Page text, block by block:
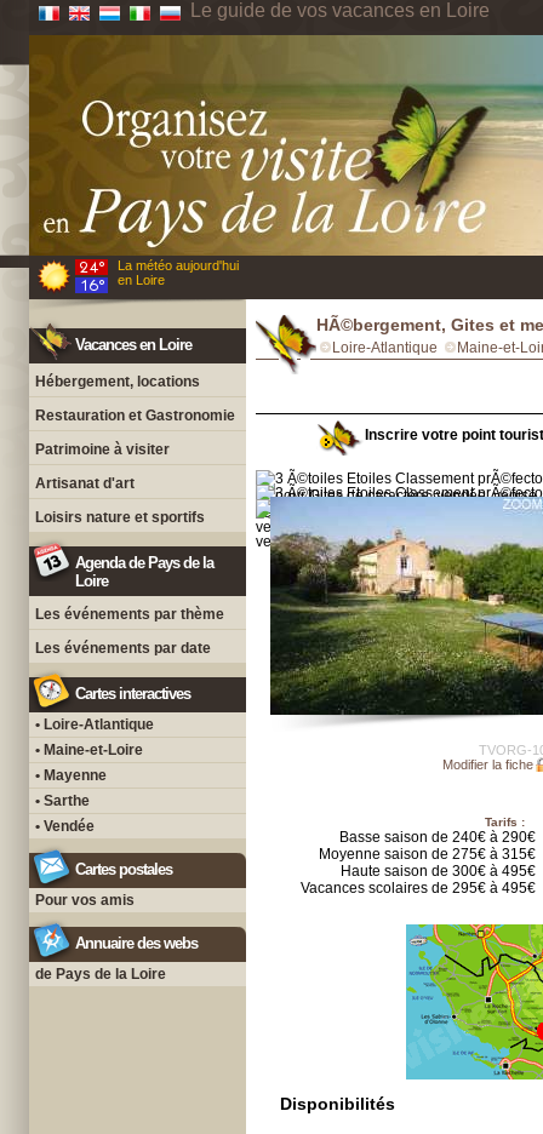
Le guide de vos vacances en Loire
La météo aujourd'hui
en Loire
Vacances en Loire
Hébergement, locations
Restauration et Gastronomie
Patrimoine à visiter
Artisanat d'art
Loisirs nature et sportifs
Agenda de Pays de la
Loire
Les événements par thème
Les événements par date
Cartes interactives
• Loire-Atlantique
• Maine-et-Loire
• Mayenne
• Sarthe
• Vendée
Cartes postales
Pour vos amis
Annuaire des webs
de Pays de la Loire
HÃ©bergement, Gites et
Loire-Atlantique Maine-et-
Inscrire votre point
TVORG-
Modifier la fiche
Tarifs :
Basse saison de 240€ à 290€
Moyenne saison de 275€ à 315€
Haute saison de 300€ à 495€
Vacances scolaires de 295€ à 495€
Disponibilités